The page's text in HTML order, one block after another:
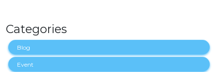
Categories
Blog
Event